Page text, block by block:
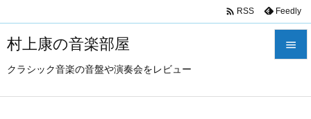
村上康の音楽部屋
クラシック音楽の音盤や演奏会をレビュー

 RSS Feedly